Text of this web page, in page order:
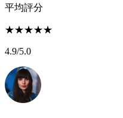
平均評分
★★★★★
4.9/5.0